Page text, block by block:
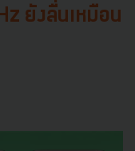
ยังลื่นเหมือน